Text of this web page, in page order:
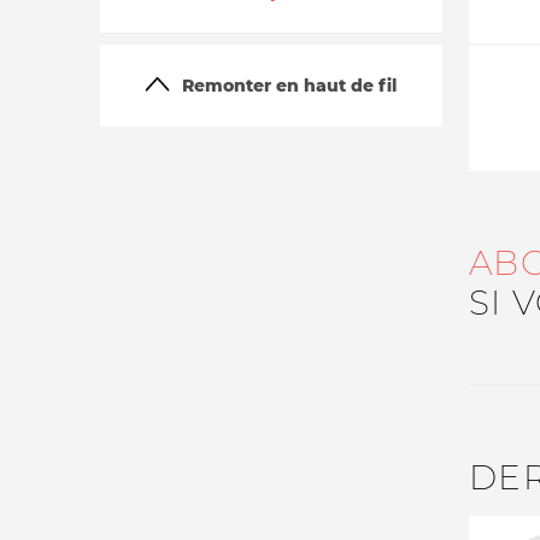
Remonter en haut de fil
SI